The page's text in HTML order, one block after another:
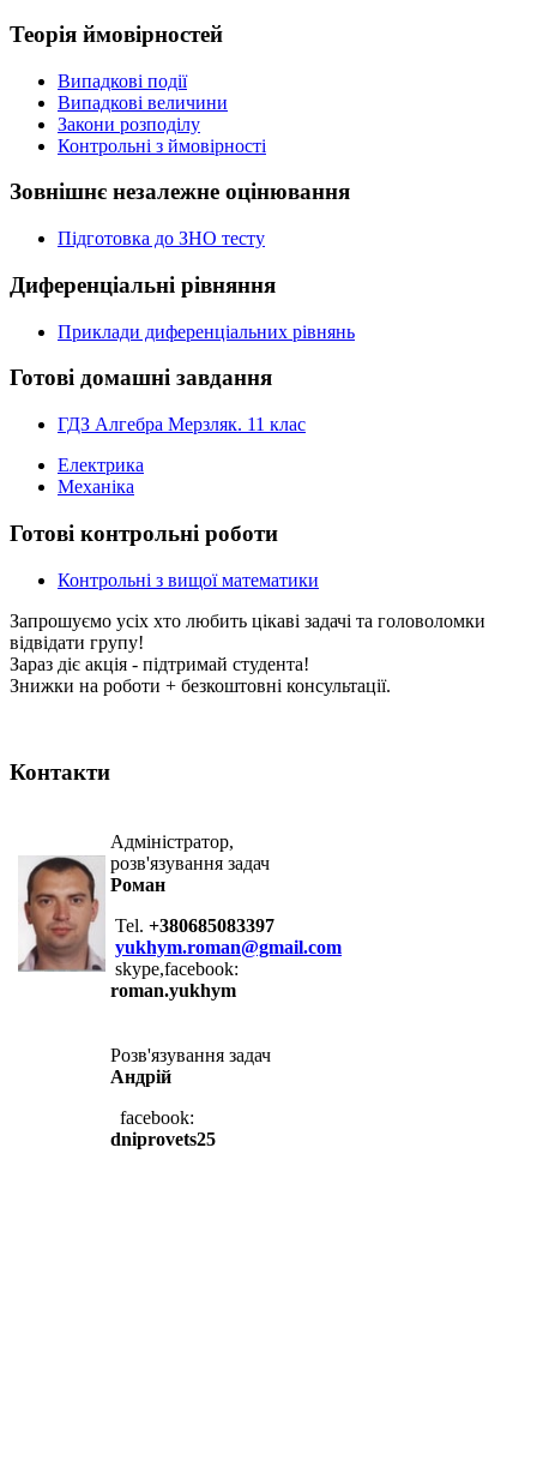
Теорія ймовірностей
Випадкові події
Випадкові величини
Закони розподілу
Контрольні з ймовірності
Зовнішнє незалежне оцінювання
Підготовка до ЗНО тесту
Диференціальні рівняння
Приклади диференціальних рівнянь
Готові домашні завдання
ГДЗ Алгебра Мерзляк. 11 клас
Електрика
Механіка
Готові контрольні роботи
Контрольні з вищої математики
Запрошуємо усіх хто любить цікаві задачі та головоломки
відвідати групу!
Зараз діє акція - підтримай студента!
Знижки на роботи + безкоштовні консультації.
Контакти
Адміністратор,
розв'язування задач
Роман
Tel. +380685083397
yukhym.roman@gmail.com
skype,facebook:
roman.yukhym
Розв'язування задач
Андрій
facebook:
dniprovets25